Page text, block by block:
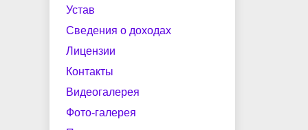
Добровольные пожертвования
Устав
Сведения о доходах
Лицензии
Контакты
Видеогалерея
Фото-галерея